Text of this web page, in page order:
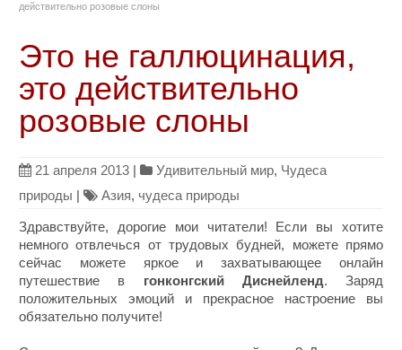
действительно розовые слоны
Это не галлюцинация,
это действительно
розовые слоны
21 апреля 2013 | Удивительный мир, Чудеса
природы | Азия, чудеса природы
Здравствуйте, дорогие мои читатели! Если вы хотите
немного отвлечься от трудовых будней, можете прямо
сейчас можете яркое и захватывающее онлайн
путешествие в гонконгский Диснейленд. Заряд
положительных эмоций и прекрасное настроение вы
обязательно получите!